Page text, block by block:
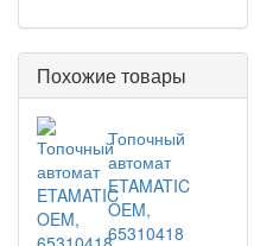
Похожие товары
Топочный
автомат
ETAMATIC
OEM,
65310418